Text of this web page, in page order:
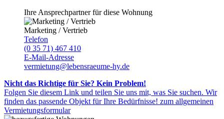
Ihre Ansprechpartner für diese Wohnung
Marketing / Vertrieb
Telefon
(0 35 71) 467 410
E-Mail-Adresse
vermietung@lebensraeume-hy.de
Nicht das Richtige für Sie? Kein Problem!
Folgen Sie diesem Link und teilen Sie uns mit, was Sie suchen. Wir
finden das passende Objekt für Ihre Bedürfnisse! zum allgemeinen
Vermietungsformular